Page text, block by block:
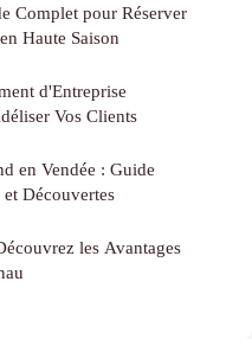
Complet pour Réserver
Haute Saison
d'Entreprise
Vos Clients
en Vendée : Guide
Découvertes
les Avantages